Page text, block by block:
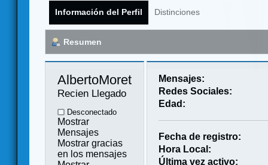
Información del Perfil Distinciones
Resumen
Recien Llegado
Desconectado
Mostrar
Mensajes
Mostrar gracias
en los mensajes
Mensajes:
Redes Sociales:
Edad:
Fecha de registro:
Hora Local:
Última vez activo: